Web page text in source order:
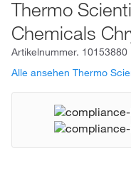
Thermo
Chemicals
Artikelnummer. 10153880
Alle ansehen Thermo